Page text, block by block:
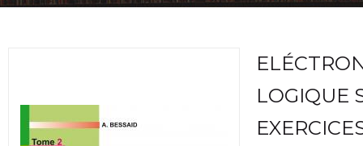
LOGIQUE